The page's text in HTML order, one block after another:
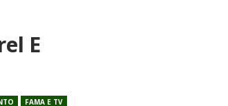
E
FAMA E TV